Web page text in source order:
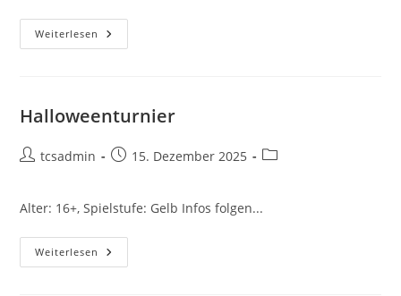
Weiterlesen Start
Spieler:innentreff
Halloweenturnier
Beitrags-
tcsadmin
Beitrag15. Dezember 2025
Beitrags-
Alter: 16+, Spielstufe: Gelb Infos folgen...
Weiterlesen Halloweenturnier